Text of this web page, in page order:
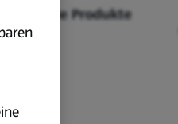
Fairtrade Produkte